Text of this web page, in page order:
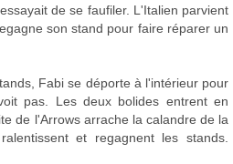
de se faufiler. L'Italien parvient
son stand pour faire réparer un
Fabi se déporte à l'intérieur pour
pas. Les deux bolides entrent en
de l'Arrows arrache la calandre de la
et regagnent les stands.